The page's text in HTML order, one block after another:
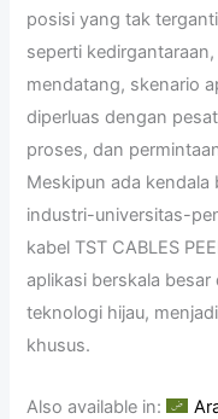
posisi yang tak
seperti
mendatang, skenario
diperluas dengan
proses, dan
Meskipun ada kendala
industri-universitas-
kabel TST CABLES
aplikasi berskala
teknologi hijau,
khusus.
Also available in: